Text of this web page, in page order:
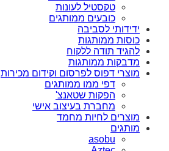
טקסטיל לעונות
כובעים ממותגים
ידידותי לסביבה
כוסות ממותגות
להגיד תודה ללקוח
מדבקות ממותגות
מוצרי דפוס לפרסום וקידום מכירות
דפי ממו ממותגים
הפקות שטאנצ'
מחברת בעיצוב אישי
מוצרים לחיות מחמד
מותגים
asobu